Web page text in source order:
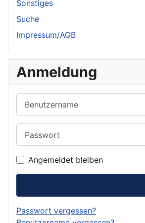
Sonstiges
Suche
Impressum/AGB
Anmeldung
Angemeldet bleiben
Passwort vergessen?